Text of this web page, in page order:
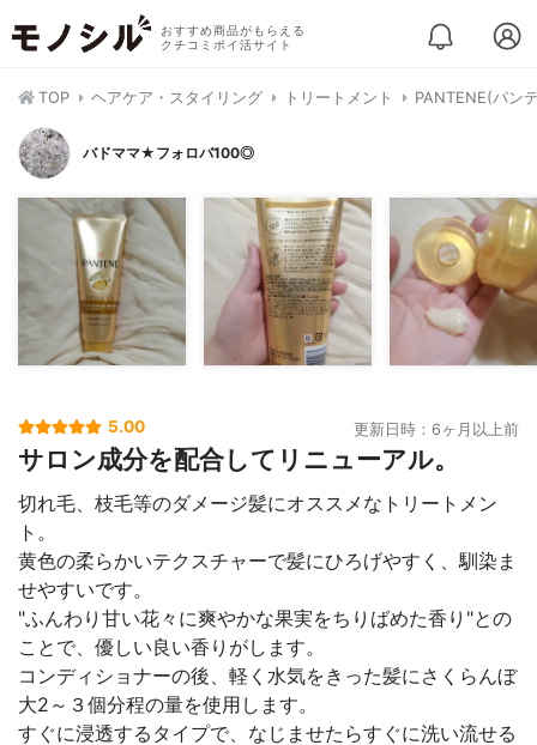
おすすめ商品がもらえる
クチコミポイ活サイト
TOP ヘアケア・スタイリング トリートメント PANTENE(パン
バドママ★フォロバ100◎
5.00 更新日時：6ヶ月以上前
サロン成分を配合してリニューアル。
切れ毛、枝毛等のダメージ髪にオススメなトリートメン
ト。
黄色の柔らかいテクスチャーで髪にひろげやすく、馴染ま
せやすいです。
"ふんわり甘い花々に爽やかな果実をちりばめた香り"との
ことで、優しい良い香りがします。
コンディショナーの後、軽く水気をきった髪にさくらんぼ
大2～３個分程の量を使用します。
すぐに浸透するタイプで、なじませたらすぐに洗い流せる